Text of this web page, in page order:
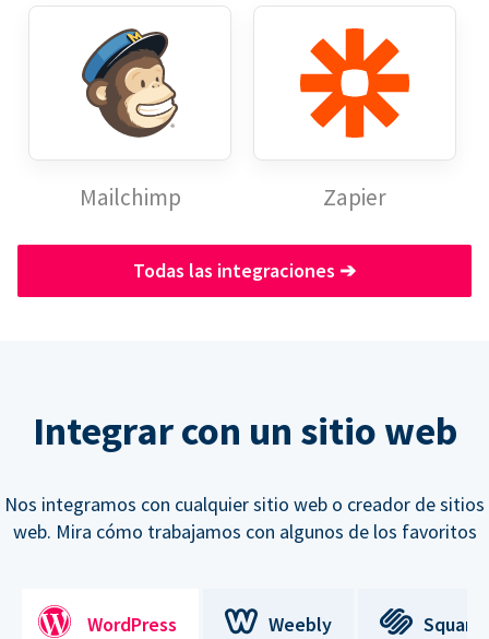
Mailchimp Zapier
Todas las integraciones ➔
Integrar con un sitio web
Nos integramos con cualquier sitio web o creador de sitios
web. Mira cómo trabajamos con algunos de los favoritos
WordPress Weebly